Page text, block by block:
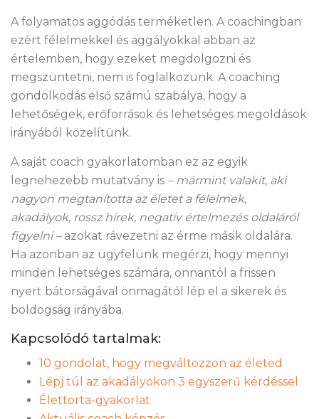
A folyamatos aggódás terméketlen. A coachingban
ezért félelmekkel és aggályokkal abban az
értelemben, hogy ezeket megdolgozni és
megszüntetni, nem is foglalkozunk. A coaching
gondolkodás első számú szabálya, hogy a
lehetőségek, erőforrások és lehetséges megoldások
irányából közelítünk.
A saját coach gyakorlatomban ez az egyik
legnehezebb mutatvány is – mármint valakit, aki
nagyon megtanította az életet a félelmek,
akadályok, rossz hírek, negatív értelmezés oldaláról
figyelni – azokat rávezetni az érme másik oldalára.
Ha azonban az ügyfelünk megérzi, hogy mennyi
minden lehetséges számára, onnantól a frissen
nyert bátorságával önmagától lép el a sikerek és
boldogság irányába.
Kapcsolódó tartalmak:
10 gondolat, hogy megváltozzon az életed
Lépj túl az akadályokon 3 egyszerű kérdéssel
Élettorta-gyakorlat